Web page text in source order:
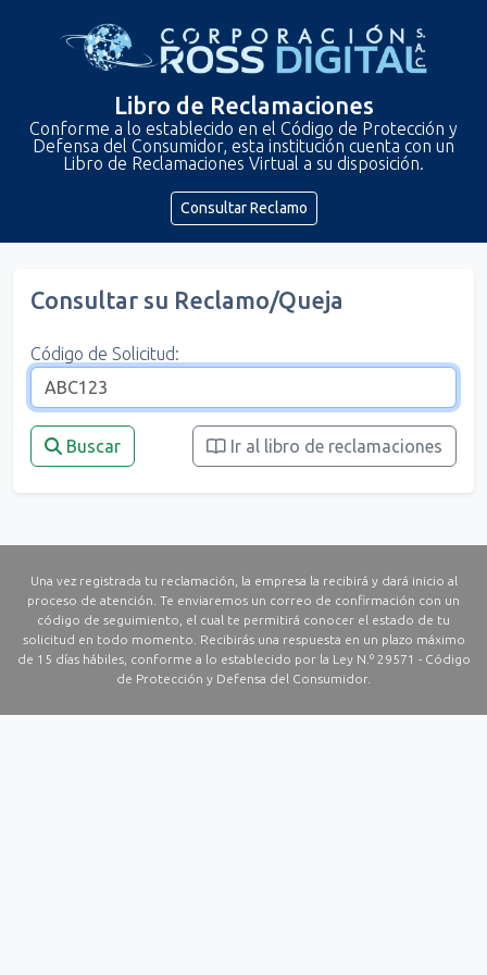
Libro de Reclamaciones
Conforme a lo establecido en el Código de Protección y
Defensa del Consumidor, esta institución cuenta con un
Libro de Reclamaciones Virtual a su disposición.
Consultar Reclamo
Consultar su Reclamo/Queja
Código de Solicitud:
Buscar Ir al libro de reclamaciones
Una vez registrada tu reclamación, la empresa la recibirá y dará inicio al
proceso de atención. Te enviaremos un correo de confirmación con un
código de seguimiento, el cual te permitirá conocer el estado de tu
solicitud en todo momento. Recibirás una respuesta en un plazo máximo
de 15 días hábiles, conforme a lo establecido por la Ley N.º 29571 - Código
de Protección y Defensa del Consumidor.